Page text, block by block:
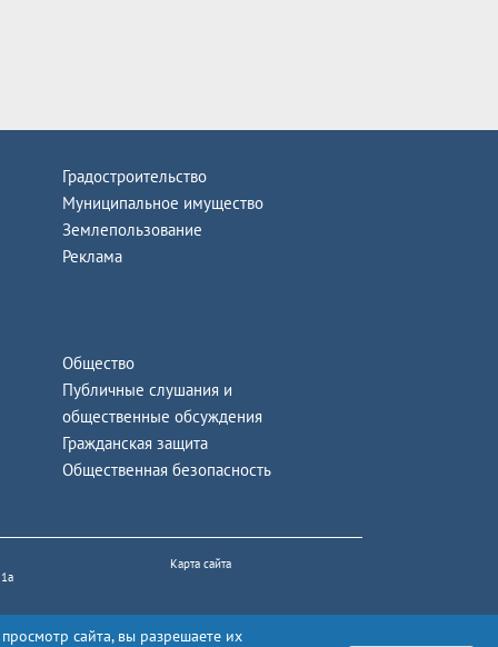
Градостроительство
Муниципальное имущество
Землепользование
Реклама
Общество
Публичные слушания и
общественные обсуждения
Гражданская защита
Общественная безопасность
Карта сайта
сайта, вы разрешаете их